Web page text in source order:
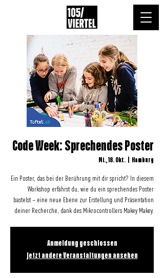
Code Week: Sprechendes Poster
Mi., 18. Okt. Hamburg
Ein Poster, das bei der Berührung mit dir spricht? In diesem
Workshop erfährst du, wie du ein sprechendes Poster
bastelst – eine neue Ebene zur Erstellung und Präsentation
deiner Recherche, dank des Mikrocontrollers Makey Makey.
Anmeldung geschlossen
Jetzt andere Veranstaltungen ansehen